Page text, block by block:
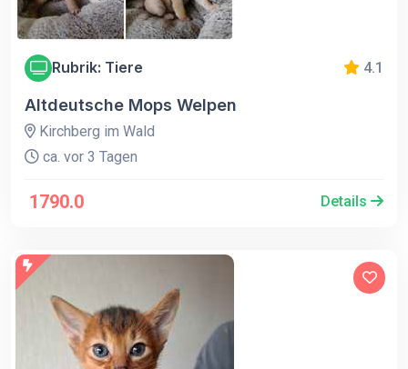
Rubrik: Tiere 4.1
Altdeutsche Mops Welpen
Kirchberg im Wald
ca. vor 3 Tagen
1790.0 Details